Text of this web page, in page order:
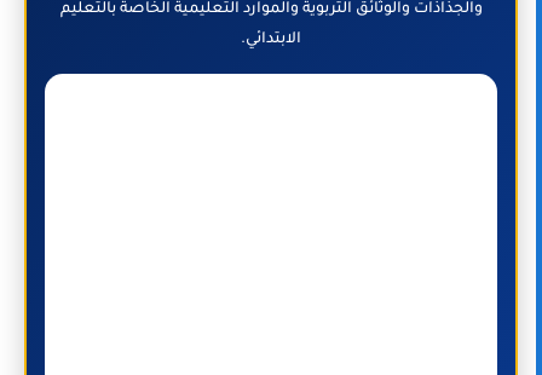
والجذاذات والوثائق التربوية والموارد التعليمية الخاصة بالتعليم
الابتدائي.